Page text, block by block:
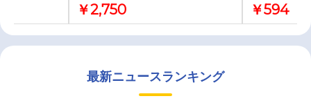
￥2,750 ￥594
最新ニュースランキング